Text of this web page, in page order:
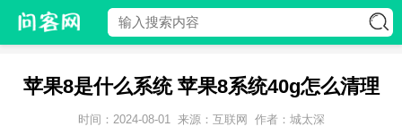
苹果8是什么系统 苹果8系统40g怎么清理
时间：2024-08-01 来源：互联网 作者：城太深